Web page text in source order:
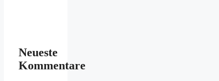
Neueste
Kommentare